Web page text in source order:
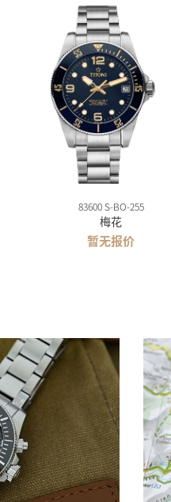
83600 S-BO-255
梅花
暂无报价